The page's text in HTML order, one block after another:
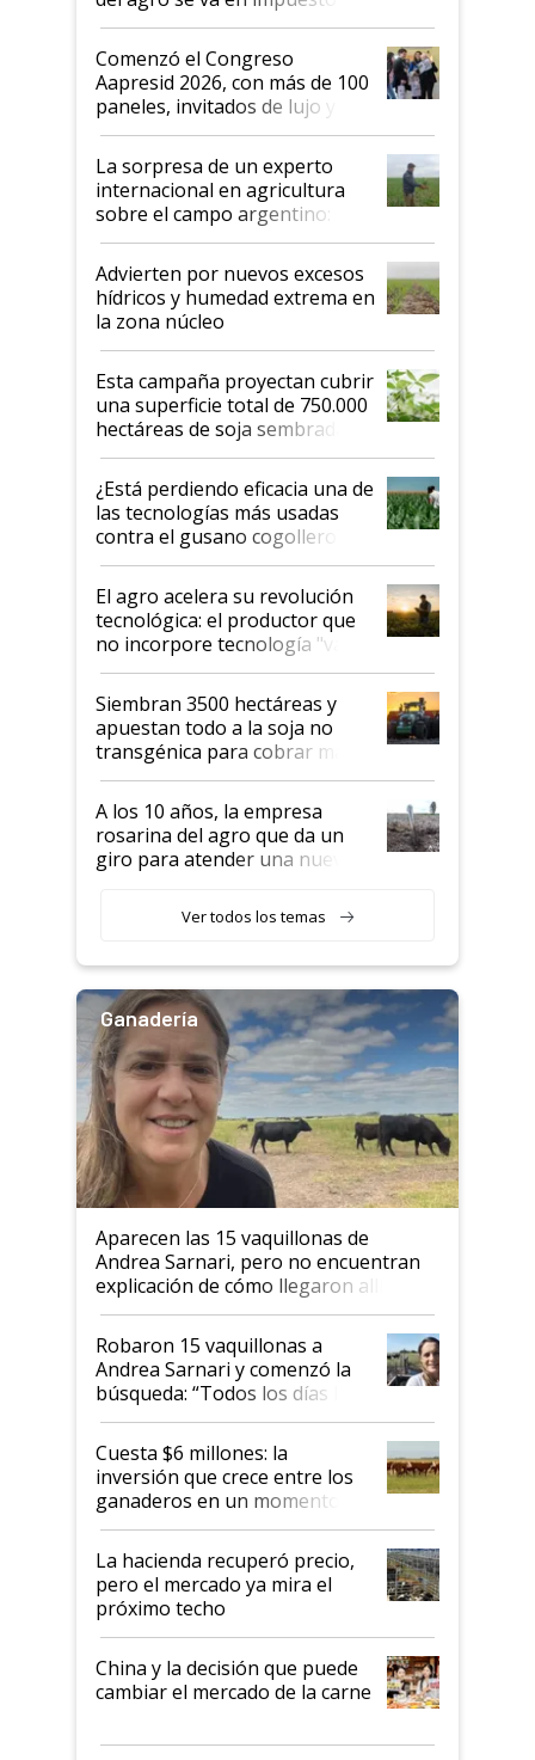
"No es bueno que en
Argentina se sigan discutiendo
las mismas cosas de hace 50
años"
Comenzó el Congreso
Aapresid 2026, con más de 100
paneles, invitados de lujo y
todas las tendencias
La sorpresa de un experto
internacional en agricultura
sobre el campo argentino:
"Estoy muy impresionado"
Advierten por nuevos excesos
hídricos y humedad extrema en
la zona núcleo
Esta campaña proyectan cubrir
una superficie total de 750.000
hectáreas de soja sembradas
con una nueva generación de
variedades que marcan un
salto tecnológico en genética y
rendimiento
¿Está perdiendo eficacia una de
las tecnologías más usadas
contra el gusano cogollero? El
desafío de una tecnología clave
El agro acelera su revolución
tecnológica: el productor que
no incorpore tecnología "va a
perder el tren"
Siembran 3500 hectáreas y
apuestan todo a la soja no
transgénica para cobrar más
por tonelada: compraron un
semillero
A los 10 años, la empresa
rosarina del agro que da un
giro para atender una nueva
Ver todos los temas
Ganadería
Aparecen las 15 vaquillonas de
Andrea Sarnari, pero no encuentran
explicación de cómo llegaron allí
Robaron 15 vaquillonas a
Andrea Sarnari y comenzó la
búsqueda: “Todos los días le
toca a algún productor”
Cuesta $6 millones: la
inversión que crece entre los
ganaderos en un momento
histórico para la actividad
La hacienda recuperó precio,
pero el mercado ya mira el
próximo techo
China y la decisión que puede
cambiar el mercado de la carne